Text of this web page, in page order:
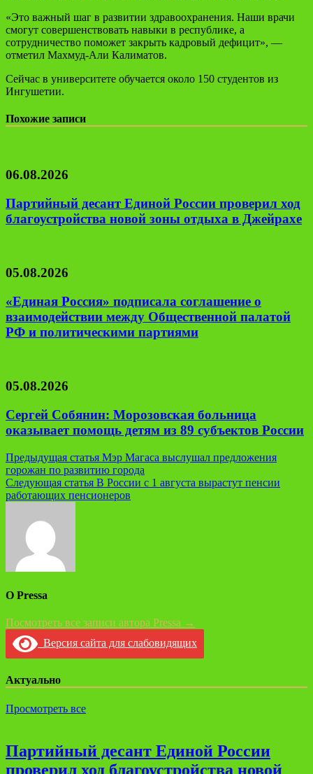
«Это важный шаг в развитии здравоохранения. Наши врачи
смогут совершенствовать навыки в республике, а
сотрудничество поможет закрыть кадровый дефицит», —
отметил Махмуд-Али Калиматов.
Сейчас в университете обучается около 150 студентов из
Ингушетии.
Похожие записи
06.08.2026
Партийный десант Единой России проверил ход
благоустройства новой зоны отдыха в Джейрахе
05.08.2026
«Единая Россия» подписала соглашение о
взаимодействии между Общественной палатой
РФ и политическими партиями
05.08.2026
Сергей Собянин: Морозовская больница
оказывает помощь детям из 89 субъектов России
Навигация
по
записям
Предыдущая статья Мэр Магаса выслушал предложения
горожан по развитию города
Следующая статья В России с 1 августа вырастут пенсии
работающих пенсионеров
О Pressa
Посмотреть все записи автора Pressa →
Версия сайта для слабовидящих
Актуально
Просмотреть все
Партийный десант Единой России
проверил ход благоустройства новой